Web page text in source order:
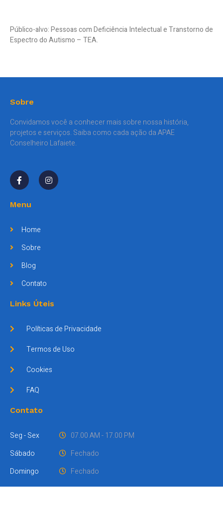
Público-alvo:Pessoas com Deficiência Intelectual e Transtorno de
Espectro do Autismo – TEA.
Sobre
Convidamos você a conhecer mais sobre nossa história,
projetos e serviços. Saiba como cada ação da APAE
Conselheiro Lafaiete.
Menu
Home
Sobre
Blog
Contato
Links Úteis
Políticas de Privacidade
Termos de Uso
Cookies
FAQ
Contato
Seg - Sex
Sábado
Domingo
07.00 AM - 17.00 PM
Fechado
Fechado